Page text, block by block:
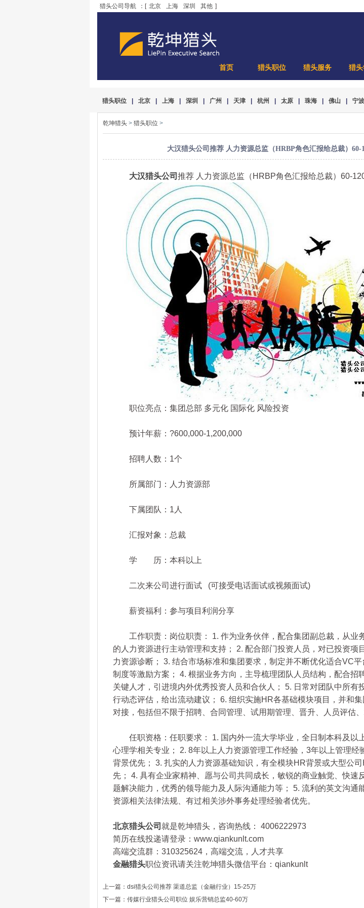
猎头公司导航 ：[ 北京 上海 深圳 其他 ]
首页 猎头职位 猎头服务 猎
猎头职位 北京 上海 深圳 广州 天津 杭州 太原 珠海 佛山 宁波
乾坤猎头 > 猎头职位 >
大汉猎头公司推荐 人力资源总监（HRBP角色汇报给总裁）60-
大汉猎头公司 推荐 人力资源总监（HRBP角色汇报给总裁）60-
职位亮点：集团总部 多元化 国际化 风险投资
预计年薪：?600,000-1,200,000
招聘人数：1个
所属部门：人力资源部
下属团队：1人
汇报对象：总裁
学 历：本科以上
二次来公司进行面试 (可接受电话面试或视频面试)
薪资福利：参与项目利润分享
工作职责：岗位职责： 1. 作为业务伙伴，配合集团副总裁，从业
的人力资源进行主动管理和支持； 2. 配合部门投资人员，对已投资项
力资源诊断； 3. 结合市场标准和集团要求，制定并不断优化适合VC
制度等激励方案； 4. 根据业务方向，主导梳理团队人员结构，配合招
关键人才，引进境内外优秀投资人员和合伙人； 5. 日常对团队中所有
行动态评估，给出流动建议； 6. 组织实施HR各基础模块项目，并和
对接，包括但不限于招聘、合同管理、试用期管理、晋升、人员评估、
任职资格：任职要求： 1. 国内外一流大学毕业，全日制本科及以
心理学相关专业； 2. 8年以上人力资源管理工作经验，3年以上管理经
背景优先； 3. 扎实的人力资源基础知识，有全模块HR背景或大型公
先； 4. 具有企业家精神、愿与公司共同成长，敏锐的商业触觉、快速
题解决能力，优秀的领导能力及人际沟通能力等； 5. 流利的英文沟通
资源相关法律法规、有过相关涉外事务处理经验者优先。
北京猎头公司 就是乾坤猎头，咨询热线： 4006222973
简历在线投递请登录：www.qiankunlt.com
高端交流群：310325624，高端交流，人才共享
金融猎头职位资讯请关注乾坤猎头微信平台：qiankunlt
上一篇： dsi猎头公司推荐 渠道总监（金融行业）15-25万
下一篇： 传媒行业猎头公司职位 娱乐营销总监40-60万